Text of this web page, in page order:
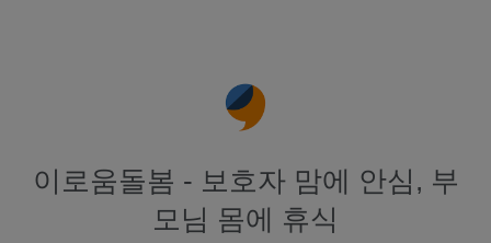
이로움돌봄 - 보호자 맘에 안심, 부
모님 몸에 휴식